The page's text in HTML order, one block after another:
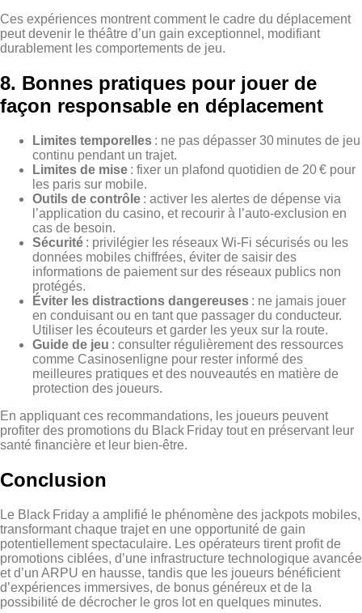
Ces expériences montrent comment le cadre du déplacement
peut devenir le théâtre d’un gain exceptionnel, modifiant
durablement les comportements de jeu.
8. Bonnes pratiques pour jouer de
façon responsable en déplacement
Limites temporelles : ne pas dépasser 30 minutes de jeu
continu pendant un trajet.
Limites de mise : fixer un plafond quotidien de 20 € pour
les paris sur mobile.
Outils de contrôle : activer les alertes de dépense via
l’application du casino, et recourir à l’auto‑exclusion en
cas de besoin.
Sécurité : privilégier les réseaux Wi‑Fi sécurisés ou les
données mobiles chiffrées, éviter de saisir des
informations de paiement sur des réseaux publics non
protégés.
Éviter les distractions dangereuses : ne jamais jouer
en conduisant ou en tant que passager du conducteur.
Utiliser les écouteurs et garder les yeux sur la route.
Guide de jeu : consulter régulièrement des ressources
comme Casinosenligne pour rester informé des
meilleures pratiques et des nouveautés en matière de
protection des joueurs.
En appliquant ces recommandations, les joueurs peuvent
profiter des promotions du Black Friday tout en préservant leur
santé financière et leur bien‑être.
Conclusion
Le Black Friday a amplifié le phénomène des jackpots mobiles,
transformant chaque trajet en une opportunité de gain
potentiellement spectaculaire. Les opérateurs tirent profit de
promotions ciblées, d’une infrastructure technologique avancée
et d’un ARPU en hausse, tandis que les joueurs bénéficient
d’expériences immersives, de bonus généreux et de la
possibilité de décrocher le gros lot en quelques minutes.